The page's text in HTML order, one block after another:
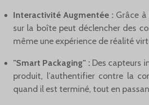
Interactivité Augmentée : Grâce
sur la boîte peut déclencher des
même une expérience de réalité
"Smart Packaging" : Des capteurs
produit, l’authentifier contre la
quand il est terminé, tout en